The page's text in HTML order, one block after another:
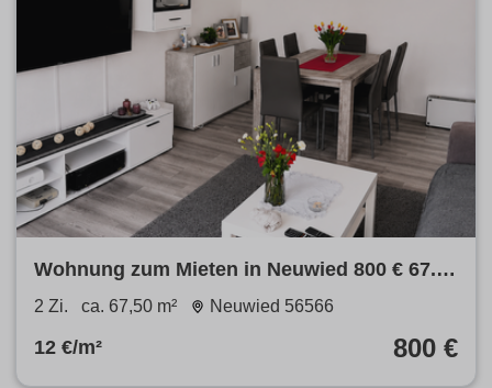
Wohnung zum Mieten in Neuwied 800 € 67.5
m²
2 Zi. ca. 67,50 m² Neuwied 56566
12 €/m² 800 €